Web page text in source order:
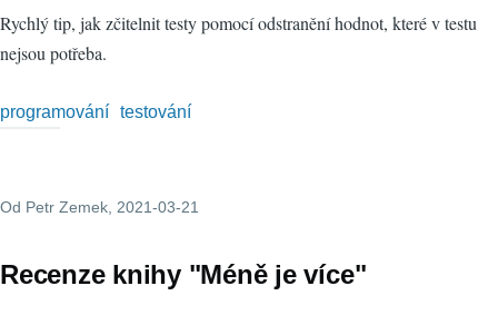
Rychlý tip, jak zčitelnit testy pomocí odstranění hodnot, které v testu
nejsou potřeba.
programování testování
Od Petr Zemek , 2021-03-21
Recenze knihy "Méně je více"